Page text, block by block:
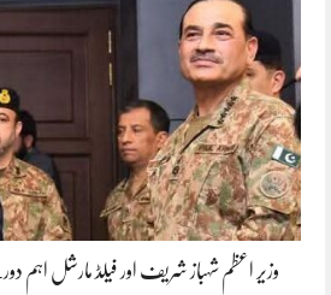
وزیر اعظم شہباز شریف اور فیلڈ مارشل اہم